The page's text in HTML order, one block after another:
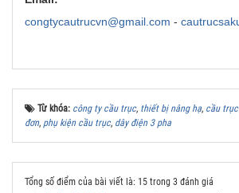
congtycautrucvn@gmail.com -
Từ khóa: công ty cầu trục, thiết bị nâng hạ, cầu
đơn, phụ kiện cầu trục, dây điện 3 pha
Tổng số điểm của bài viết là: 15 trong 3 đánh giá